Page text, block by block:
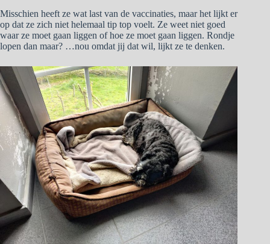
Misschien heeft ze wat last van de vaccinaties, maar het lijkt er
op dat ze zich niet helemaal tip top voelt. Ze weet niet goed
waar ze moet gaan liggen of hoe ze moet gaan liggen. Rondje
lopen dan maar? …nou omdat jij dat wil, lijkt ze te denken.